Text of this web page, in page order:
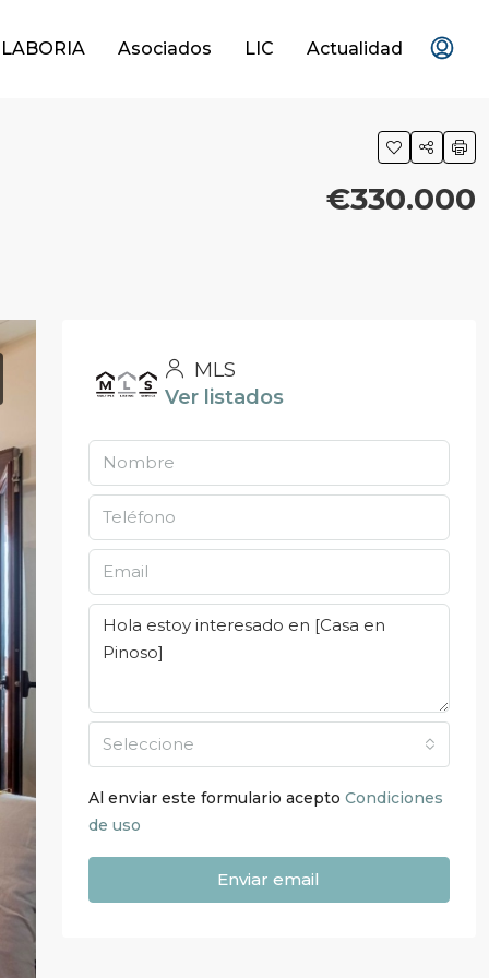
Asociados LIC Actualidad
€330.000
MLS
Ver listados
Seleccione
Al enviar este formulario acepto Condiciones
de uso
Enviar email